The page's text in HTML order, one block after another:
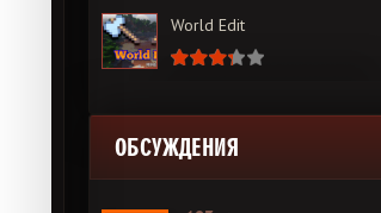
World Edit
ОБСУЖДЕНИЯ